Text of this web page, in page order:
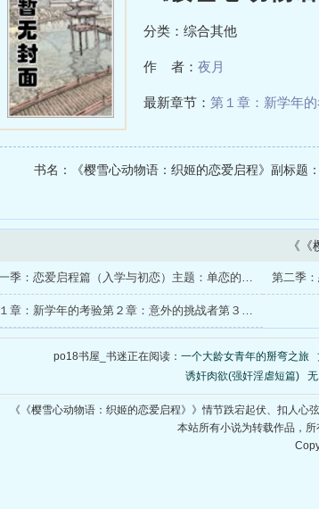
分类：综合其他
作 者： 夜月
最新章节： 第１章：新学年
５章：影响力的延续第６章
章：国际教学交流第８章：
书名：《樱雪心动物语：织姬的恋爱启程》副标题
《
第一季：恋爱启程篇（入学与初恋）主题：单恋的冲动、姐妹支持、老师与学生的距离1.入学式的心动2.D罩杯的决心3.教室外的告白4.被拒绝後的倔强5.我和老师的距离6.meimei的恋爱观7.校园午餐邂逅8.私下
第１章：新学年的考验第２章：意外的挑战者第３章：师生联合研习第４章：挑战与成长的考验第５章：影响力的延续第６章：家庭与事业的平衡第７章：国际教学交流第８章：心动再起的回忆展第９章：教育之路的永续经营第
po18书屋_书迷正在阅读： 一个大龄女青年的掰弯之旅
诱奸肉欲(强奸淫虐短篇)
《《樱雪心动物语：织姬的恋爱启程》》情节跌宕起伏、扣人
本站所有小说为转载作品，